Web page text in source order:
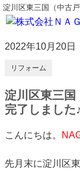
淀川区東三国（中古
2022年10月20日
リフォーム
淀川区東三国
完了しました♪
こんにちは。
先月末に淀川区